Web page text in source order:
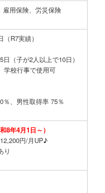
雇用保険、労災保険
R7実績）
（子が2人以上で10日）
学校行事で使用可
％、男性取得率 75％
8年4月1日～）
円/月UP♪
り